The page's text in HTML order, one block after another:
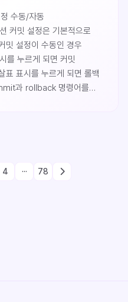
수동/자동
커밋 설정은 기본적으로
밋 설정이 수동인 경우
를 누르게 되면 커밋
표시를 누르게 되면 롤백
과 rollback 명령어를
4 ··· 78